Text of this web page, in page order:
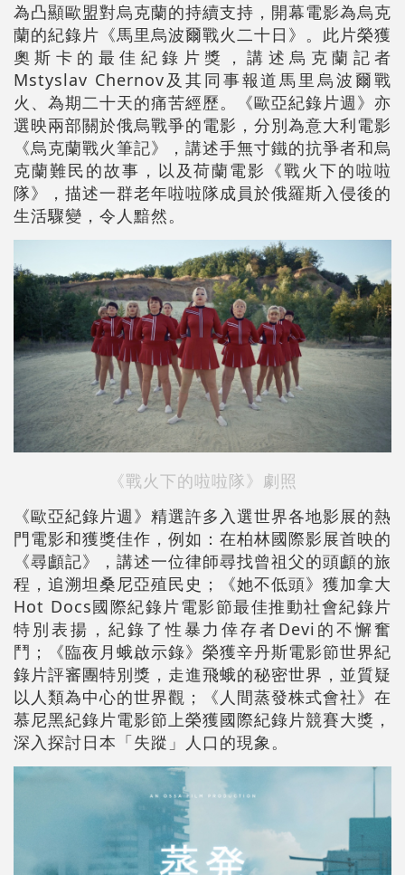
為凸顯歐盟對烏克蘭的持續支持，開幕電影為烏克
蘭的紀錄片《馬里烏波爾戰火二十日》。此片榮獲
奧斯卡的最佳紀錄片獎，講述烏克蘭記者
Mstyslav Chernov及其同事報道馬里烏波爾戰
火、為期二十天的痛苦經歷。《歐亞紀錄片週》亦
選映兩部關於俄烏戰爭的電影，分別為意大利電影
《烏克蘭戰火筆記》，講述手無寸鐵的抗爭者和烏
克蘭難民的故事，以及荷蘭電影《戰火下的啦啦
隊》，描述一群老年啦啦隊成員於俄羅斯入侵後的
生活驟變，令人黯然。
《戰火下的啦啦隊》劇照
《歐亞紀錄片週》精選許多入選世界各地影展的熱
門電影和獲獎佳作，例如：在柏林國際影展首映的
《尋顱記》，講述一位律師尋找曾祖父的頭顱的旅
程，追溯坦桑尼亞殖民史；《她不低頭》獲加拿大
Hot Docs國際紀錄片電影節最佳推動社會紀錄片
特別表揚，紀錄了性暴力倖存者Devi的不懈奮
鬥；《臨夜月蛾啟示錄》榮獲辛丹斯電影節世界紀
錄片評審團特別獎，走進飛蛾的秘密世界，並質疑
以人類為中心的世界觀；《人間蒸發株式會社》在
慕尼黑紀錄片電影節上榮獲國際紀錄片競賽大獎，
深入探討日本「失蹤」人口的現象。